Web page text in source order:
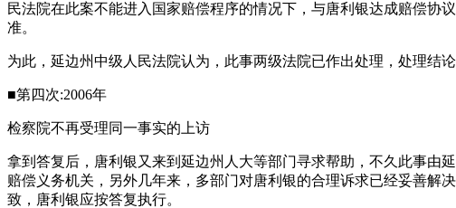
民法院在此案不能进入国家赔偿程序的情况下，与唐利银达成赔偿协
准。
为此，延边州中级人民法院认为，此事两级法院已作出处理，处理结
■第四次:2006年
检察院不再受理同一事实的上访
拿到答复后，唐利银又来到延边州人大等部门寻求帮助，不久此事由
赔偿义务机关，另外几年来，多部门对唐利银的合理诉求已经妥善解
致，唐利银应按答复执行。